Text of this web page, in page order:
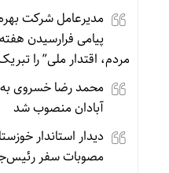
مدیرعامل شرکت
پیامی فرارسیدن
مردم، اقتدار ملی” را
محمد رضا خسروی
آبادان منصوب شد
دیدار استاندار
مصوبات سفر